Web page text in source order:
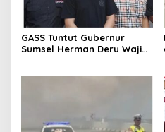
GASS Tuntut Gubernur
Sumsel Herman Deru Wajib